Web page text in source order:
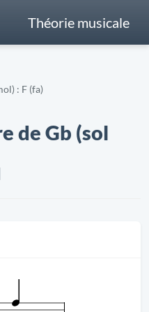
Théorie musicale
: F (fa)
de Gb (sol